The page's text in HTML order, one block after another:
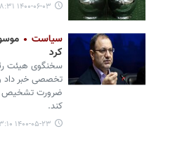
۱۴۰۰-۰۶-۰۳ ۱۸:۳۱
سیاست
کرد
تخصصی خبر داد
ضرورت تشخیص
کند.
۱۴۰۰-۰۵-۲۳ ۱۳:۱۰